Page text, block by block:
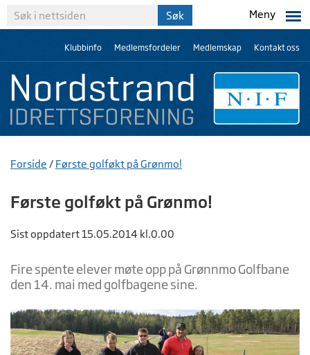
Meny
Klubbinfo Medlemsfordeler Medlemskap Kontakt oss
Forside / Første golføkt på Grønmo!
Første golføkt på Grønmo!
Sist oppdatert 15.05.2014 kl.0.00
Fire spente elever møte opp på Grønnmo Golfbane
den 14. mai med golfbagene sine.